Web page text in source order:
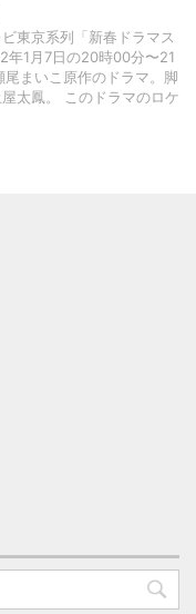
東京系列「新春ドラマス
年1月7日の20時00分〜21
まいこ原作のドラマ。脚
太鳳。 このドラマのロケ